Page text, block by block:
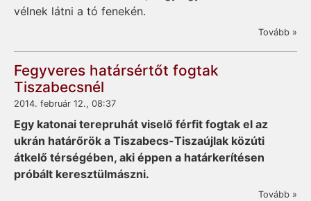
vélnek látni a tó fenekén.
Tovább »
Fegyveres határsértőt fogtak
Tiszabecsnél
2014. február 12., 08:37
Egy katonai terepruhát viselő férfit fogtak el az
ukrán határőrök a Tiszabecs-Tiszaújlak közúti
átkelő térségében, aki éppen a határkerítésen
próbált keresztülmászni.
Tovább »